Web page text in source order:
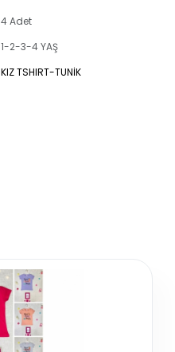
4 Adet
1-2-3-4 YAŞ
KIZ TSHIRT-TUNİK